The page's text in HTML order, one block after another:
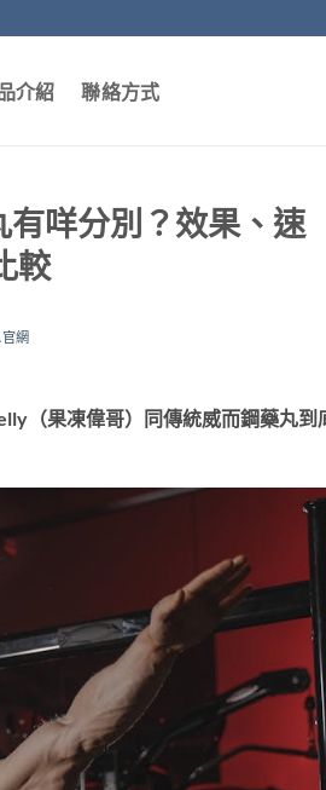
介紹 聯絡方式
有咩分別？效果、速
較
網
（果凍偉哥）同傳統威而鋼藥丸到